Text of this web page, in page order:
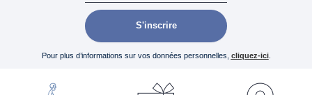
S'inscrire
Pour plus d’informations sur vos données personnelles, cliquez-ici.